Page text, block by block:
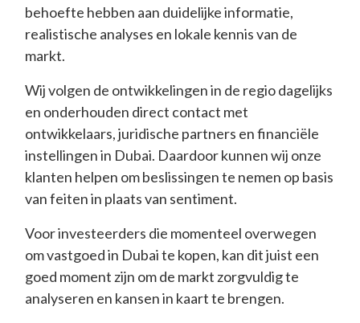
behoefte hebben aan duidelijke informatie,
realistische analyses en lokale kennis van de
markt.
Wij volgen de ontwikkelingen in de regio dagelijks
en onderhouden direct contact met
ontwikkelaars, juridische partners en financiële
instellingen in Dubai. Daardoor kunnen wij onze
klanten helpen om beslissingen te nemen op basis
van feiten in plaats van sentiment.
Voor investeerders die momenteel overwegen
om vastgoed in Dubai te kopen, kan dit juist een
goed moment zijn om de markt zorgvuldig te
analyseren en kansen in kaart te brengen.